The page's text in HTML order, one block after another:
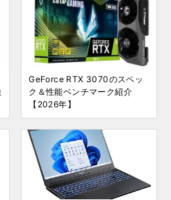
GeForce RTX 3070のスペッ
ク＆性能ベンチマーク紹介
【2026年】